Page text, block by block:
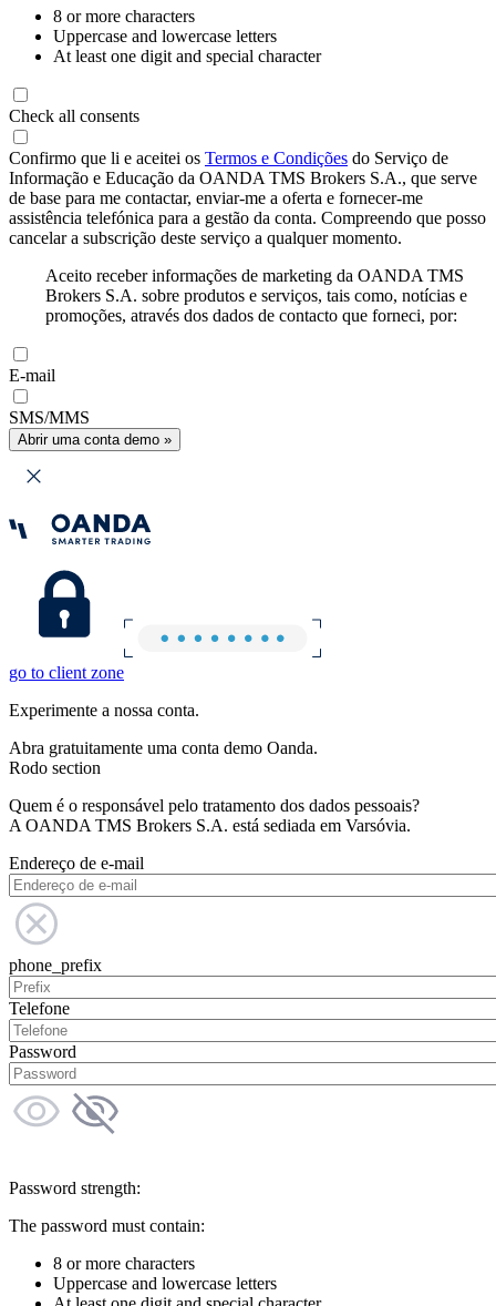
8 or more characters
Uppercase and lowercase letters
At least one digit and special character
Check all consents
Confirmo que li e aceitei os Termos e Condições do Serviço de
Informação e Educação da OANDA TMS Brokers S.A., que serve
de base para me contactar, enviar-me a oferta e fornecer-me
assistência telefónica para a gestão da conta. Compreendo que posso
cancelar a subscrição deste serviço a qualquer momento.
Aceito receber informações de marketing da OANDA TMS
Brokers S.A. sobre produtos e serviços, tais como, notícias e
promoções, através dos dados de contacto que forneci, por:
E-mail
SMS/MMS
Abrir uma conta demo »
go to client zone
Experimente a nossa conta.
Abra gratuitamente uma conta demo Oanda.
Rodo section
Quem é o responsável pelo tratamento dos dados pessoais?
A OANDA TMS Brokers S.A. está sediada em Varsóvia.
Endereço de e-mail
phone_prefix
Telefone
Password
Password strength:
The password must contain:
8 or more characters
Uppercase and lowercase letters